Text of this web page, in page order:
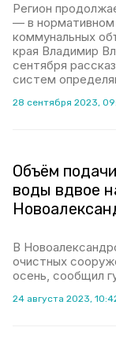
Регион
— в нормативном
коммунальных
края Владимир
сентября
систем
28 сентября 2023,
Объём
воды вдвое
В
очистных
осень, сообщил
24 августа 2023,